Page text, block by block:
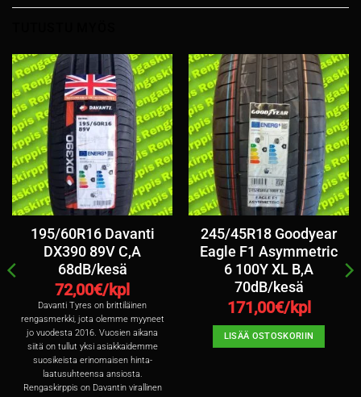
195/60R16 Davanti
DX390 89V C,A
68dB/kesä
72,00€/kpl
Davanti Tyres on brittiläinen
rengasmerkki, jota olemme myyneet
jo vuodesta 2016. Vuosien aikana
siitä on tullut yksi asiakkaidemme
suosikeista erinomaisen hinta-
laatusuhteensa ansiosta.
Rengaskirppis on Davantin virallinen
245/45R18 Goodyear
Eagle F1 Asymmetric
6 100Y XL B,A
70dB/kesä
171,00€/kpl
LISÄÄ OSTOSKORIIN